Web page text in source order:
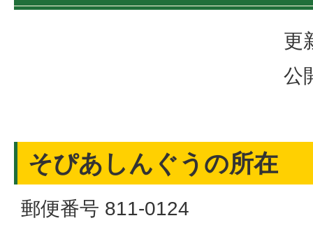
更
公
そぴあしんぐうの所在
郵便番号 811-0124